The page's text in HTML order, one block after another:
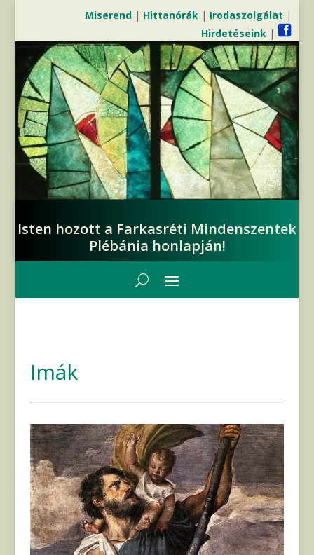
Miserend| Hittanórák| Irodaszolgálat |
Hirdetéseink|
Isten hozott a Farkasréti Mindenszentek
Plébánia honlapján!
Imák